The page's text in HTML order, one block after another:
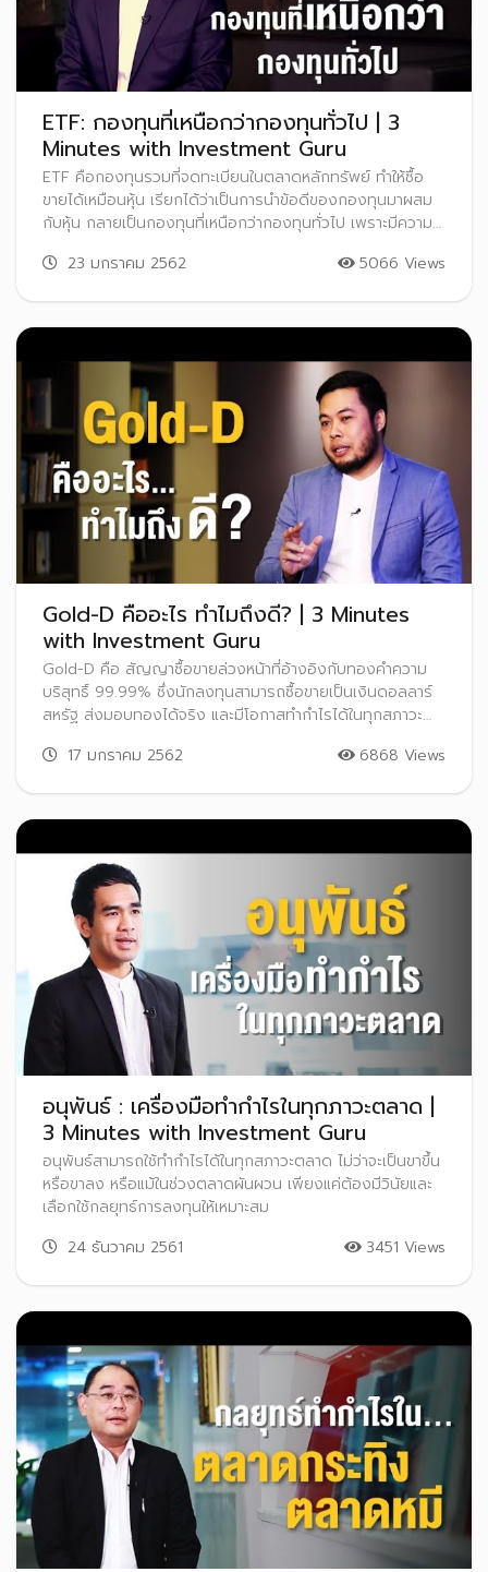
ETF: กองทุนที่เหนือกว่ากองทุนทั่วไป | 3
Minutes with Investment Guru
ETF คือกองทุนรวมที่จดทะเบียนในตลาดหลักทรัพย์ ทำให้ซื้อ
ขายได้เหมือนหุ้น เรียกได้ว่าเป็นการนำข้อดีของกองทุนมาผสม
กับหุ้น กลายเป็นกองทุนที่เหนือกว่ากองทุนทั่วไป เพราะมีความ
23 มกราคม 2562 5066 Views
Gold-D คืออะไร ทำไมถึงดี? | 3 Minutes
with Investment Guru
Gold-D คือ สัญญาซื้อขายล่วงหน้าที่อ้างอิงกับทองคำความ
บริสุทธิ์ 99.99% ซึ่งนักลงทุนสามารถซื้อขายเป็นเงินดอลลาร์
สหรัฐ ส่งมอบทองได้จริง และมีโอกาสทำกำไรได้ในทุกสภาวะ
17 มกราคม 2562 6868 Views
อนุพันธ์ : เครื่องมือทำกำไรในทุกภาวะตลาด |
3 Minutes with Investment Guru
อนุพันธ์สามารถใช้ทำกำไรได้ในทุกสภาวะตลาด ไม่ว่าจะเป็นขาขึ้น
หรือขาลง หรือแม้ในช่วงตลาดผันผวน เพียงแค่ต้องมีวินัยและ
เลือกใช้กลยุทธ์การลงทุนให้เหมาะสม
24 ธันวาคม 2561
3451 Views